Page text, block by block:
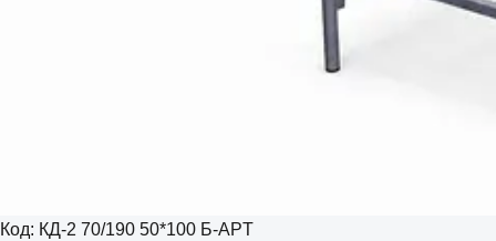
Код: КД-2 70/190 50*100 Б-APT